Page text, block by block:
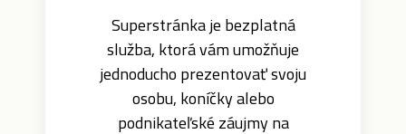
Superstránka je bezplatná
služba, ktorá vám umožňuje
jednoducho prezentovať svoju
osobu, koníčky alebo
podnikateľské záujmy na